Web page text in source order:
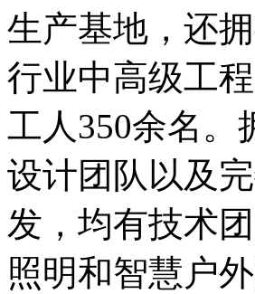
生产基地，还
行业中高级工
工人350余名。
设计团队以及
发，均有技术
照明和智慧户